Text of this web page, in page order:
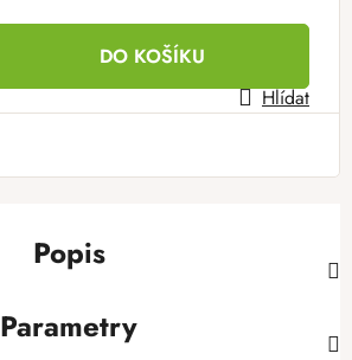
DO KOŠÍKU
Hlídat
Popis
Parametry